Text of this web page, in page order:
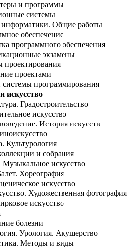
и программы
системы
Общие работы
обеспечение
программного обеспечения
экзамены
проектами
программирования
искусство
Градостроительство
искусство
История искусств
Культурология
и собрания
искусство
Хореография
искусство
Художественная фотография
искусство
болезни
Урология. Акушерство
Методы и виды